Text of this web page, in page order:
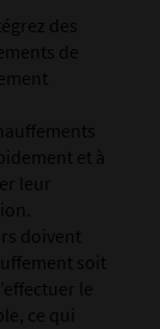
des
de
et à
leur
doivent
soit
le
ce qui